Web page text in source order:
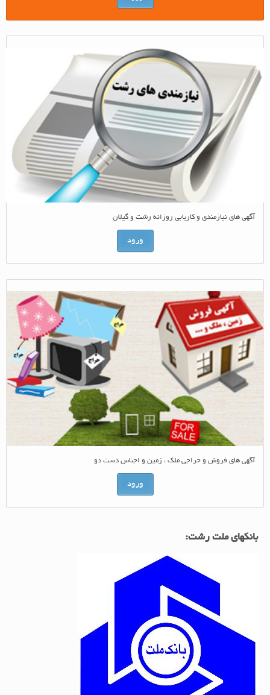
آگهی های نیازمندی و کاریابی روزانه رشت و گیلان
ورود
آگهی های فروش و حراجی ملک ، زمین و اجناس دست دو
ورود
بانکهای ملت رشت: